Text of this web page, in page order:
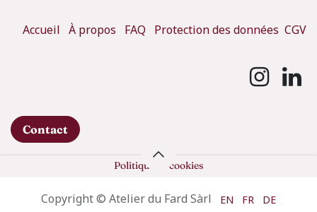
Accueil À propos FAQ Protection des données CGV
Contact
Politique de cookies
Copyright © Atelier du Fard Sàrl EN FR
DE